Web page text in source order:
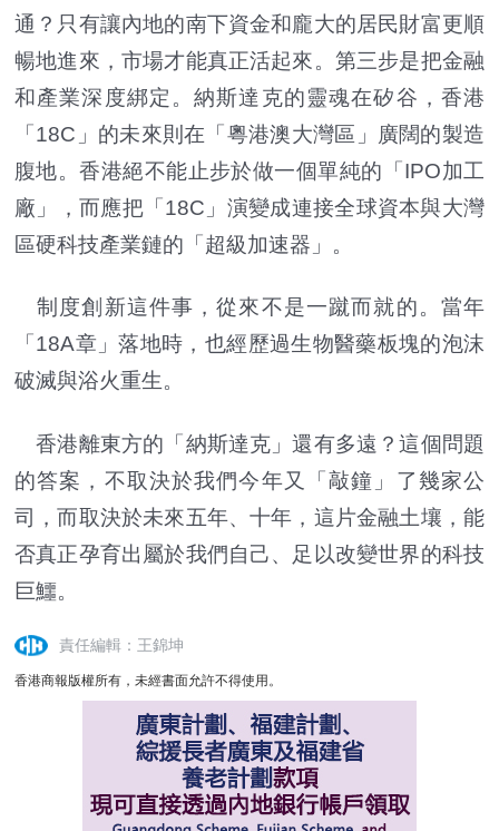
通？只有讓內地的南下資金和龐大的居民財富更順
暢地進來，市場才能真正活起來。第三步是把金融
和產業深度綁定。納斯達克的靈魂在矽谷，香港
「18C」的未來則在「粵港澳大灣區」廣闊的製造
腹地。香港絕不能止步於做一個單純的「IPO加工
廠」，而應把「18C」演變成連接全球資本與大灣
區硬科技產業鏈的「超級加速器」。
制度創新這件事，從來不是一蹴而就的。當年
「18A章」落地時，也經歷過生物醫藥板塊的泡沫
破滅與浴火重生。
香港離東方的「納斯達克」還有多遠？這個問題
的答案，不取決於我們今年又「敲鐘」了幾家公
司，而取決於未來五年、十年，這片金融土壤，能
否真正孕育出屬於我們自己、足以改變世界的科技
巨鱷。
責任編輯：王錦坤
香港商報版權所有，未經書面允許不得使用。